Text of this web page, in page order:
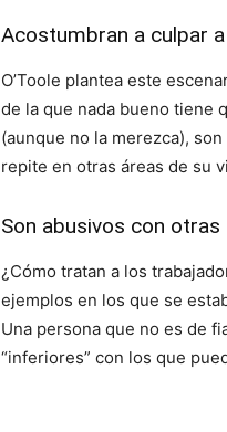
Acostumbran a culpar
O’Toole plantea este
de la que nada bueno tiene
(aunque no la merezca),
repite en otras áreas de su
Son abusivos con otras
¿Cómo tratan a los
ejemplos en los que se
Una persona que no es de
“inferiores” con los que